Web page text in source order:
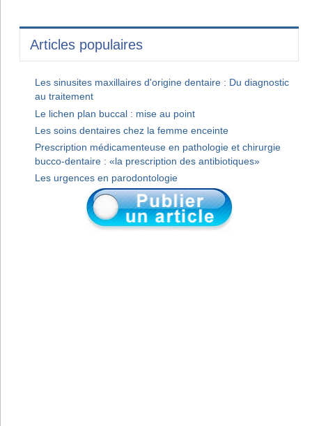
Articles populaires
Les sinusites maxillaires d'origine dentaire : Du diagnostic
au traitement
Le lichen plan buccal : mise au point
Les soins dentaires chez la femme enceinte
Prescription médicamenteuse en pathologie et chirurgie
bucco-dentaire : «la prescription des antibiotiques»
Les urgences en parodontologie